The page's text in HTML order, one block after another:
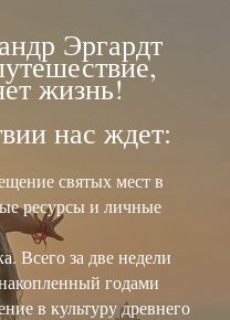
Эргардт
жизнь!
нас ждет:
святых мест в
ресурсы и личные
Всего за две недели
годами
в культуру древнего